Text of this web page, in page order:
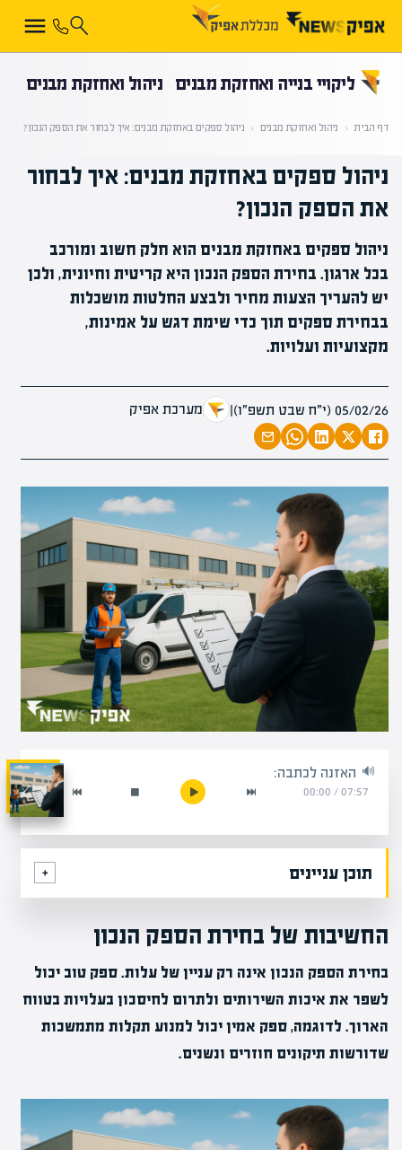
ליקויי בנייה ואחזקת מבנים ניהול ואחזקת מבנים
דף הבית ‹ ניהול ואחזקת מבנים ‹ ניהול ספקים באחזקת מבנים: איך לבחור את הספק הנכון?
ניהול ספקים באחזקת מבנים: איך לבחור
את הספק הנכון?
ניהול ספקים באחזקת מבנים הוא חלק חשוב ומורכב
בכל ארגון. בחירת הספק הנכון היא קריטית וחיונית, ולכן
יש להעריך הצעות מחיר ולבצע החלטות מושכלות
בבחירת ספקים תוך כדי שימת דגש על אמינות,
מקצועיות ועלויות.
05/02/26 (י״ח שבט תשפ״ו) | מערכת אפיק
האזנה לכתבה:
07:57
/
00:00
תוכן עניינים
החשיבות של בחירת הספק הנכון
בחירת הספק הנכון אינה רק עניין של עלות. ספק טוב יכול
לשפר את איכות השירותים ולתרום לחיסכון בעלויות בטווח
הארוך. לדוגמה, ספק אמין יכול למנוע תקלות מתמשכות
שדורשות תיקונים חוזרים ונשנים.